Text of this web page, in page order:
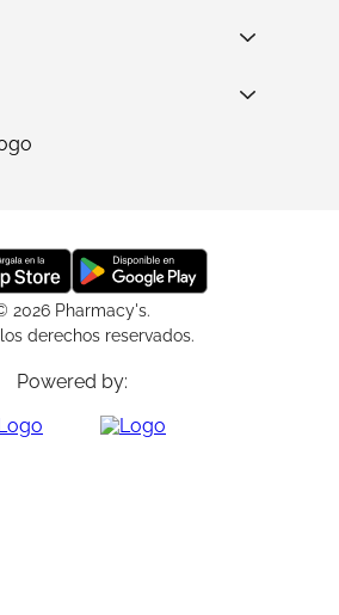
2026 Pharmacy's.
derechos reservados.
Powered by: